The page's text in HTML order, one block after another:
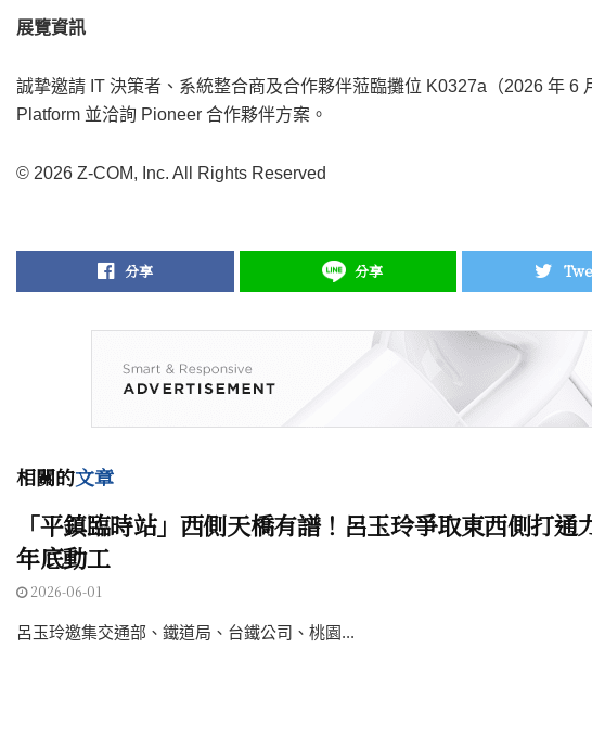
展覽資訊
誠摯邀請 IT 決策者、系統整合商及合作夥伴蒞臨攤位 K0327a（2026 年 6
Platform 並洽詢 Pioneer 合作夥伴方案。
© 2026 Z-COM, Inc. All Rights Reserved
分享 分享
相關的文章
「平鎮臨時站」西側天橋有譜！呂玉玲爭取東西側打通
年底動工
2026-06-01
呂玉玲邀集交通部、鐵道局、台鐵公司、桃園...